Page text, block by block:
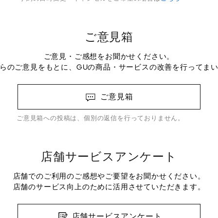
ご意見箱
ご意見・ご感想をお聞かせください。
のご意見をもとに、GUの商品・サービスの改善を行ってまい
ご意見箱
ご意見箱への投稿は、個別の返信を行っておりません。
店舗サービスアンケート
店舗でのご利用のご感想やご要望をお聞かせください。
店舗のサービス向上のために活用させていただきます。